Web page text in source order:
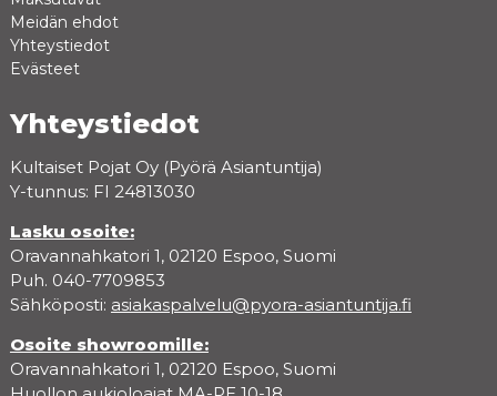
Meidän ehdot
Yhteystiedot
Evästeet
Yhteystiedot
Kultaiset Pojat Oy (Pyörä Asiantuntija)
Y-tunnus: FI 24813030
Lasku osoite:
Oravannahkatori 1, 02120 Espoo, Suomi
Puh. 040-7709853
Sähköposti: asiakaspalvelu@pyora-asiantuntija.fi
Osoite showroomille:
Oravannahkatori 1, 02120 Espoo, Suomi